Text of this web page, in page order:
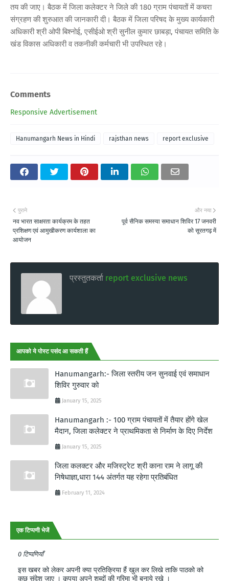
तय की जाए। बैठक में जिला कलेक्टर ने जिले की 180 ग्राम पंचायतों में कचरा
संग्रहण की शुरुआत की जानकारी दी। बैठक में जिला परिषद के मुख्य कार्यकारी
अधिकारी श्री ओपी बिश्नोई, एसीईओ श्री सुनील कुमार छाबड़ा, पंचायत समिति के
खंड विकास अधिकारी व तकनीकी कर्मचारी भी उपस्थित रहे।
Comments
Responsive Advertisement
Hanumangarh News in Hindi rajsthan news report exclusive
और नया
पूर्व सैनिक समस्या समाधान शिविर 17 जनवरी
को सूरतगढ़ में
पुराने
नव भारत साक्षरता कार्यक्रम के तहत
प्रशिक्षण एवं आमुखीकरण कार्यशाला का
आयोजन
प्रस्तुतकर्ता report exclusive news
आपको ये पोस्ट पसंद आ सकती हैं
Hanumangarh:- जिला स्तरीय जन सुनवाई एवं समाधान
शिविर गुरुवार को
January 15, 2025
Hanumangarh :- 100 ग्राम पंचायतों में तैयार होंगे खेल
मैदान, जिला कलेक्टर ने प्राथमिकता से निर्माण के दिए निर्देश
January 15, 2025
जिला कलक्टर और मजिस्ट्रेट श्री काना राम ने लागू की
निषेधाज्ञा,धारा 144 अंतर्गत यह रहेगा प्रतिबंधित
February 11, 2024
एक टिप्पणी भेजें
0 टिप्पणियाँ
इस खबर को लेकर अपनी क्या प्रतिक्रिया हैं खुल कर लिखे ताकि पाठको को
कुछ संदेश जाए । कृपया अपने शब्दों की गरिमा भी बनाये रखे ।